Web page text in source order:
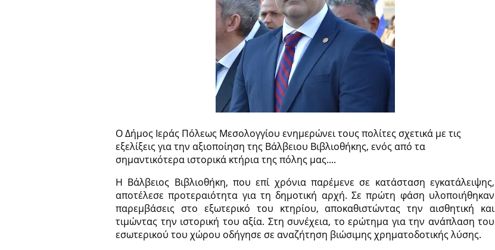
Ο Δήμος Ιεράς Πόλεως Μεσολογγίου ενημερώνει τους πολίτες σχετικά με τις
εξελίξεις για την αξιοποίηση της Βάλβειου Βιβλιοθήκης, ενός από τα
σημαντικότερα ιστορικά κτήρια της πόλης μας....
Η Βάλβειος Βιβλιοθήκη, που επί χρόνια παρέμενε σε κατάσταση εγκατάλειψης,
αποτέλεσε προτεραιότητα για τη δημοτική αρχή. Σε πρώτη φάση υλοποιήθηκαν
παρεμβάσεις στο εξωτερικό του κτηρίου, αποκαθιστώντας την αισθητική και
τιμώντας την ιστορική του αξία. Στη συνέχεια, το ερώτημα για την ανάπλαση του
εσωτερικού του χώρου οδήγησε σε αναζήτηση βιώσιμης χρηματοδοτικής λύσης.